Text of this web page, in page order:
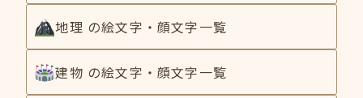
地理 の絵文字・顔文字一覧
建物 の絵文字・顔文字一覧